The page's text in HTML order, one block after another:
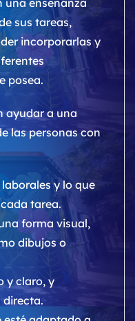
sus tareas,
incorporarlas y
posea.
ayudar a una
las personas con
y lo que
tarea.
forma visual,
dibujos o
y claro, y
directa.